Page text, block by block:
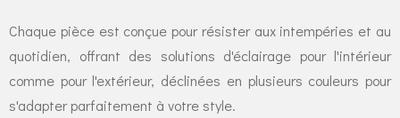
Chaque pièce est conçue pour résister aux intempéries et au
quotidien, offrant des solutions d'éclairage pour l'intérieur
comme pour l'extérieur, déclinées en plusieurs couleurs pour
s'adapter parfaitement à votre style.